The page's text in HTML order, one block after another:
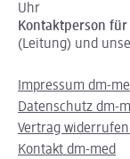
Uhr
Kontaktperson
(Leitung) und
Impressum dm-
Datenschutz dm-
Vertrag
Kontakt dm-med